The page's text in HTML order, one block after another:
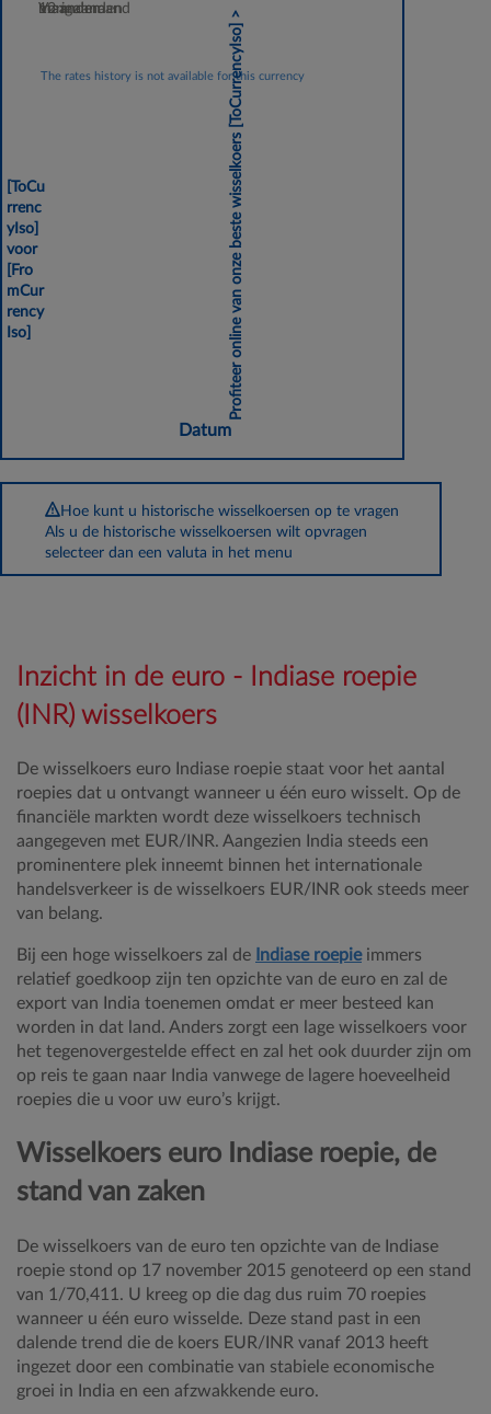
Vorige maand
maanden
maanden
12 maanden
[ToCu
rrenc
yIso]
voor
[Fro
mCur
rency
Iso]
Profiteer online van onze beste wisselkoers
[ToCurrencyIso]
>
The rates history is not available for this currency
Datum
Hoe kunt u historische wisselkoersen op te vragen
Als u de historische wisselkoersen wilt opvragen
selecteer dan een valuta in het menu
Inzicht in de euro - Indiase roepie
(INR) wisselkoers
De wisselkoers euro Indiase roepie staat voor het aantal
roepies dat u ontvangt wanneer u één euro wisselt. Op de
financiële markten wordt deze wisselkoers technisch
aangegeven met EUR/INR. Aangezien India steeds een
prominentere plek inneemt binnen het internationale
handelsverkeer is de wisselkoers EUR/INR ook steeds meer
van belang.
Bij een hoge wisselkoers zal de Indiase roepieimmers
relatief goedkoop zijn ten opzichte van de euro en zal de
export van India toenemen omdat er meer besteed kan
worden in dat land. Anders zorgt een lage wisselkoers voor
het tegenovergestelde effect en zal het ook duurder zijn om
op reis te gaan naar India vanwege de lagere hoeveelheid
roepies die u voor uw euro’s krijgt.
Wisselkoers euro Indiase roepie, de
stand van zaken
De wisselkoers van de euro ten opzichte van de Indiase
roepie stond op 17 november 2015 genoteerd op een stand
van 1/70,411. U kreeg op die dag dus ruim 70 roepies
wanneer u één euro wisselde. Deze stand past in een
dalende trend die de koers EUR/INR vanaf 2013 heeft
ingezet door een combinatie van stabiele economische
groei in India en een afzwakkende euro.